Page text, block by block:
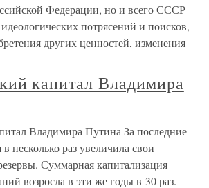
Федерации, но и всего СССР
потрясений и поисков,
других ценностей, изменения
капитал Владимира
Владимира Путина За последние
несколько раз увеличила свои
Суммарная капитализация
возросла в эти же годы в 30 раз.